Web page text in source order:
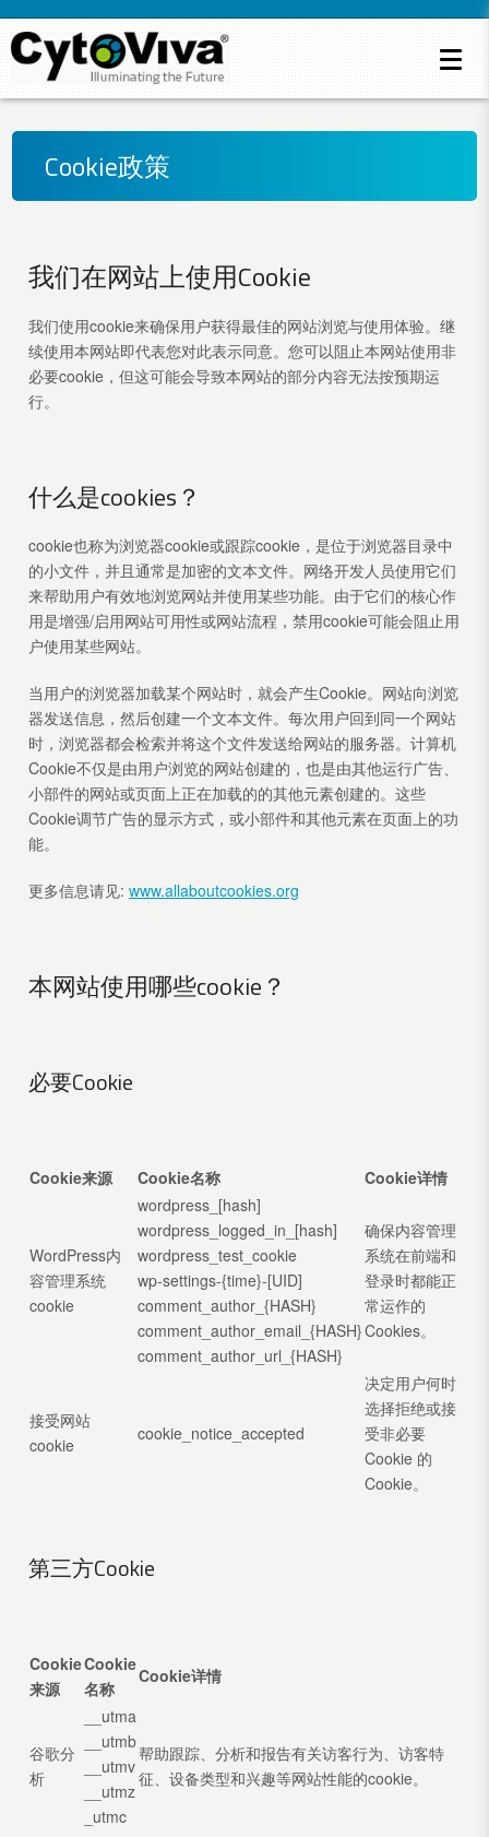
Cookie政策
我们在网站上使用Cookie
我们使用cookie来确保用户获得最佳的网站浏览与使用体验。继
续使用本网站即代表您对此表示同意。您可以阻止本网站使用非
必要cookie，但这可能会导致本网站的部分内容无法按预期运
行。
什么是cookies？
cookie也称为浏览器cookie或跟踪cookie，是位于浏览器目录中
的小文件，并且通常是加密的文本文件。网络开发人员使用它们
来帮助用户有效地浏览网站并使用某些功能。由于它们的核心作
用是增强/启用网站可用性或网站流程，禁用cookie可能会阻止用
户使用某些网站。
当用户的浏览器加载某个网站时，就会产生Cookie。网站向浏览
器发送信息，然后创建一个文本文件。每次用户回到同一个网站
时，浏览器都会检索并将这个文件发送给网站的服务器。计算机
Cookie不仅是由用户浏览的网站创建的，也是由其他运行广告、
小部件的网站或页面上正在加载的的其他元素创建的。这些
Cookie调节广告的显示方式，或小部件和其他元素在页面上的功
能。
更多信息请见:www.allaboutcookies.org
本网站使用哪些cookie？
必要Cookie
Cookie来源 Cookie名称 Cookie详情
WordPress内
容管理系统
cookie
wordpress_[hash]
wordpress_logged_in_[hash]
wordpress_test_cookie
wp-settings-{time}-[UID]
comment_author_{HASH}
comment_author_email_{HASH}
comment_author_url_{HASH}
确保内容管理
系统在前端和
登录时都能正
常运作的
Cookies。
接受网站
cookie
cookie_notice_accepted
决定用户何时
选择拒绝或接
受非必要
Cookie 的
Cookie。
第三方Cookie
Cookie
来源
Cookie
名称
Cookie详情
谷歌分
析
__utma
__utmb
__utmv
__utmz
_utmc
帮助跟踪、分析和报告有关访客行为、访客特
征、设备类型和兴趣等网站性能的cookie。